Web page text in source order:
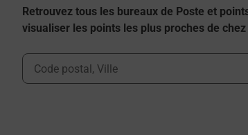
Retrouvez tous les bureaux de Poste et
visualiser les points les plus proches de chez
Ville, Département, Code Postal